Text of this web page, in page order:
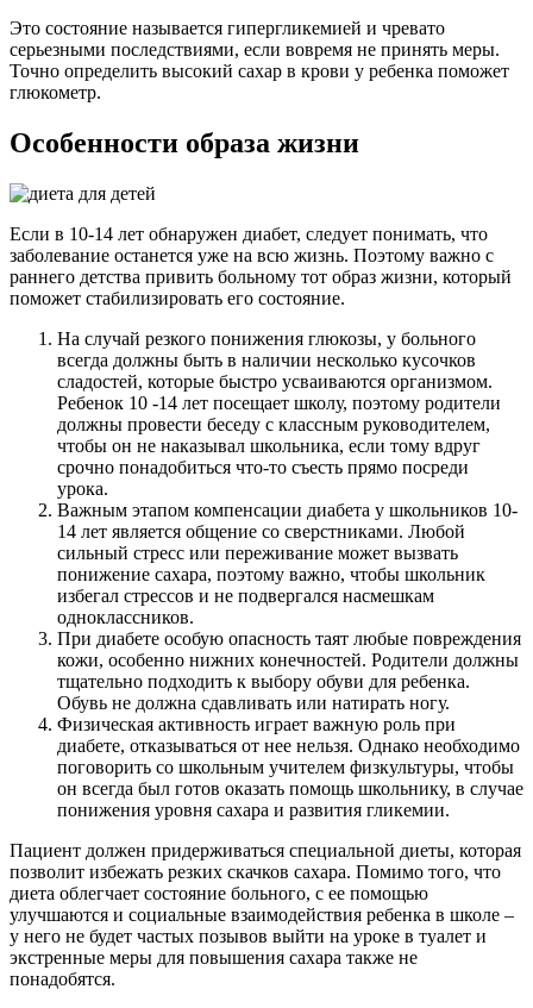
Это состояние называется гипергликемией и чревато
серьезными последствиями, если вовремя не принять меры.
Точно определить высокий сахар в крови у ребенка поможет
глюкометр.
Особенности образа жизни
Если в 10-14 лет обнаружен диабет, следует понимать, что
заболевание останется уже на всю жизнь. Поэтому важно с
раннего детства привить больному тот образ жизни, который
поможет стабилизировать его состояние.
На случай резкого понижения глюкозы, у больного
всегда должны быть в наличии несколько кусочков
сладостей, которые быстро усваиваются организмом.
Ребенок 10 -14 лет посещает школу, поэтому родители
должны провести беседу с классным руководителем,
чтобы он не наказывал школьника, если тому вдруг
срочно понадобиться что-то съесть прямо посреди
урока.
Важным этапом компенсации диабета у школьников 10-
14 лет является общение со сверстниками. Любой
сильный стресс или переживание может вызвать
понижение сахара, поэтому важно, чтобы школьник
избегал стрессов и не подвергался насмешкам
одноклассников.
При диабете особую опасность таят любые повреждения
кожи, особенно нижних конечностей. Родители должны
тщательно подходить к выбору обуви для ребенка.
Обувь не должна сдавливать или натирать ногу.
Физическая активность играет важную роль при
диабете, отказываться от нее нельзя. Однако необходимо
поговорить со школьным учителем физкультуры, чтобы
он всегда был готов оказать помощь школьнику, в случае
понижения уровня сахара и развития гликемии.
Пациент должен придерживаться специальной диеты, которая
позволит избежать резких скачков сахара. Помимо того, что
диета облегчает состояние больного, с ее помощью
улучшаются и социальные взаимодействия ребенка в школе –
у него не будет частых позывов выйти на уроке в туалет и
экстренные меры для повышения сахара также не
понадобятся.